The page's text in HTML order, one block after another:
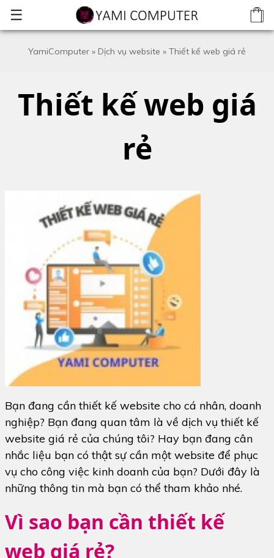
☰
YamiComputer » Dịch vụ website » Thiết kế web giá rẻ
Thiết kế web giá
rẻ
Bạn đang cần thiết kế website cho cá nhân, doanh
nghiệp? Bạn đang quan tâm là về dịch vụ thiết kế
website giá rẻ của chúng tôi? Hay bạn đang cân
nhắc liệu bạn có thật sự cần một website để phục
vụ cho công việc kinh doanh của bạn? Dưới đây là
những thông tin mà bạn có thể tham khảo nhé.
Vì sao bạn cần thiết kế
web giá rẻ?